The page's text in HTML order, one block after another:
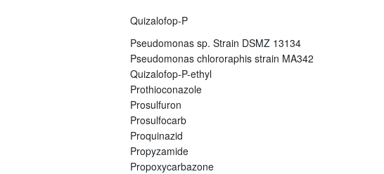
Quizalofop-P
Pseudomonas sp. Strain DSMZ 13134
Pseudomonas chlororaphis strain MA342
Quizalofop-P-ethyl
Prothioconazole
Prosulfuron
Prosulfocarb
Proquinazid
Propyzamide
Propoxycarbazone